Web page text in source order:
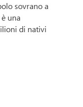
sovrano a
una
di nativi